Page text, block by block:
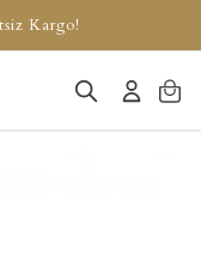
Kargo!